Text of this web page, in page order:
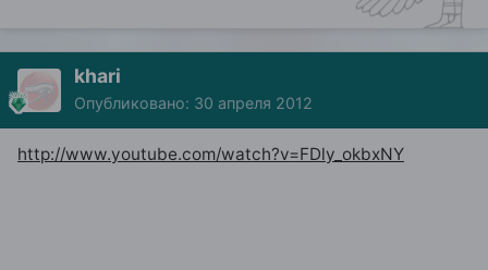
khari
Опубликовано: 30 апреля 2012
http://www.youtube.com/watch?v=FDly_okbxNY